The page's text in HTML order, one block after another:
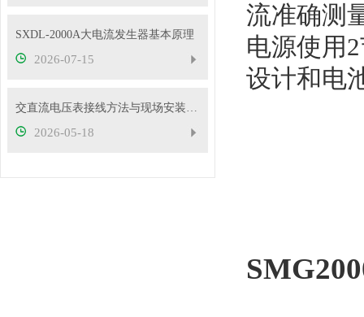
SXDL-2000A大电流发生器基本原理
2026-07-15
交直流电压表接线方法与现场安装实操教程
2026-05-18
流准确测
电源使用
设计和电